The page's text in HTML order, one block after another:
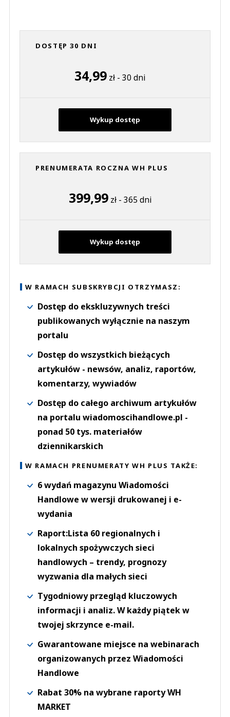
DOSTĘP 30 DNI
34,99 zł - 30 dni
Wykup dostęp
PRENUMERATA ROCZNA WH PLUS
399,99zł - 365 dni
Wykup dostęp
W RAMACH SUBSKRYBCJI OTRZYMASZ:
Dostęp do ekskluzywnych treści
publikowanych wyłącznie na naszym
portalu
Dostęp do wszystkich bieżących
artykułów - newsów, analiz, raportów,
komentarzy, wywiadów
Dostęp do całego archiwum artykułów
na portalu wiadomoscihandlowe.pl -
ponad 50 tys. materiałów
dziennikarskich
W RAMACH PRENUMERATY WH PLUS TAKŻE:
6 wydań magazynu Wiadomości
Handlowe w wersji drukowanej i e-
wydania
Raport:Lista 60 regionalnych i
lokalnych spożywczych sieci
handlowych – trendy, prognozy
wyzwania dla małych sieci
Tygodniowy przegląd kluczowych
informacji i analiz. W każdy piątek w
twojej skrzynce e-mail.
Gwarantowane miejsce na webinarach
organizowanych przez Wiadomości
Handlowe
Rabat 30% na wybrane raporty WH
MARKET